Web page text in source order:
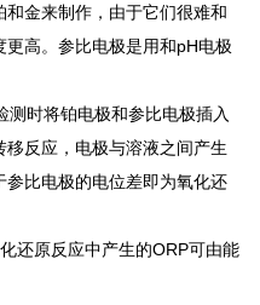
金来制作，由于它们很难和
高。参比电极是用和pH电极
测时将铂电极和参比电极插入
反应，电极与溶液之间产生
比电极的电位差即为氧化还
还原反应中产生的ORP可由能